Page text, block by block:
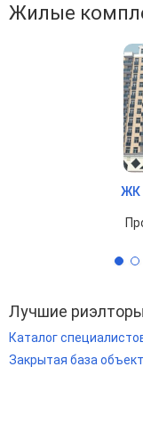
Жилые
ЖК
Лучшие
Каталог
Закрытая база